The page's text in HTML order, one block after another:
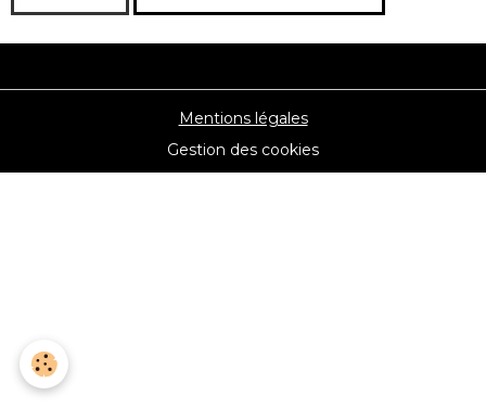
Mentions légales
Gestion des cookies